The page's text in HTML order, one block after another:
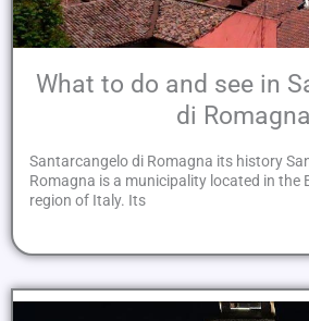
What to do and see in
di Romagna
Santarcangelo di Romagna its history
Romagna is a municipality located in the
region of Italy. Its